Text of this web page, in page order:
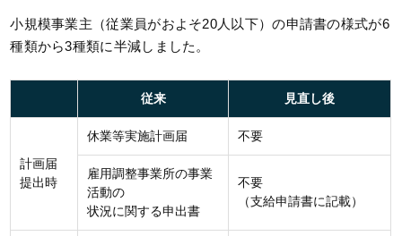
小規模事業主（従業員がおよそ20人以下）の申請書の様式が6
種類から3種類に半減しました。
従来 見直し後
計画届
提出時
休業等実施計画届 不要
雇用調整事業所の事業
活動の
状況に関する申出書
不要
（支給申請書に記載）